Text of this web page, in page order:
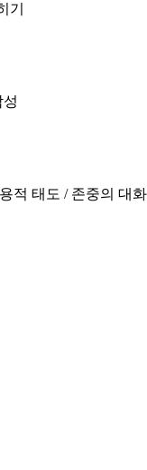
기
적 태도 / 존중의 대화